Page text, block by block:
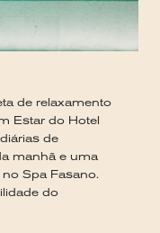
de relaxamento
Estar do Hotel
de
manhã e uma
Spa Fasano.
do